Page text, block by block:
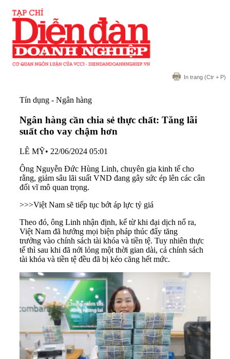
In trang (Ctr + P)
Tín dụng - Ngân hàng
Ngân hàng cần chia sẻ thực chất: Tăng lãi
suất cho vay chậm hơn
LÊ MỸ• 22/06/2024 05:01
Ông Nguyễn Đức Hùng Linh, chuyên gia kinh tế cho
rằng, giảm sâu lãi suất VND đang gây sức ép lên các cân
đối vĩ mô quan trọng.
>>>Việt Nam sẽ tiếp tục bớt áp lực tỷ giá
Theo đó, ông Linh nhận định, kể từ khi đại dịch nổ ra,
Việt Nam đã hướng mọi biện pháp thúc đẩy tăng
trưởng vào chính sách tài khóa và tiền tệ. Tuy nhiên thực
tế thì sau khi đã nới lỏng một thời gian dài, cả chính sách
tài khóa và tiền tệ đều đã bị kéo căng hết mức.